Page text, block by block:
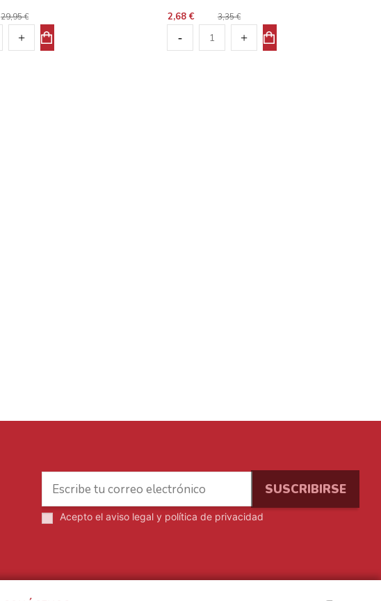
29,95 € 2,68 € 3,35 €
Acepto elaviso legal y política de privacidad